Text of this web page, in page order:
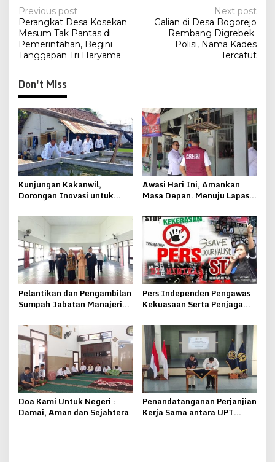
Post
navigation
Previous post
Perangkat Desa Kosekan
Mesum Tak Pantas di
Pemerintahan, Begini
Tanggapan Tri Haryama
Next post
Galian di Desa Bogorejo
Rembang Digrebek
Polisi, Nama Kades
Tercatut
Don't Miss
Kunjungan Kakanwil,
Dorongan Inovasi untuk
Awasi Hari Ini, Amankan
Masa Depan. Menuju Lapas
Pelantikan dan Pengambilan
Sumpah Jabatan Manajerial
Pers Independen Pengawas
Kekuasaan Serta Penjaga
Doa Kami Untuk Negeri :
Damai, Aman dan Sejahtera
Penandatanganan Perjanjian
Kerja Sama antara UPT